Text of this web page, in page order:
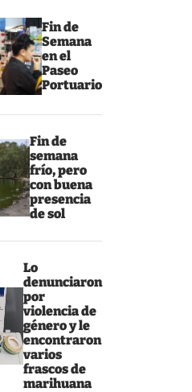
Fin de
Semana
en el
Paseo
Portuario
Fin de
semana
frío, pero
con buena
presencia
de sol
Lo
denunciaron
por
violencia de
género y le
encontraron
varios
frascos de
marihuana